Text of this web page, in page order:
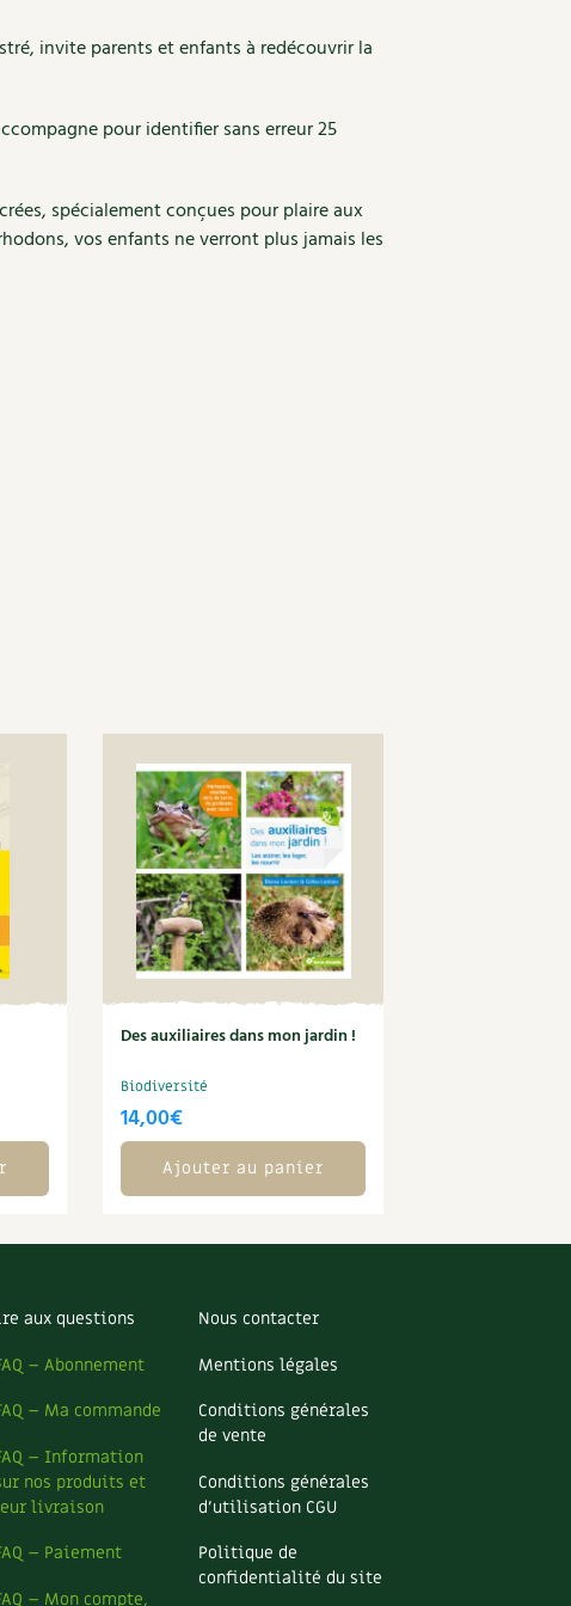
invite parents et enfants à redécouvrir la
pour identifier sans erreur 25
spécialement conçues pour plaire aux
vos enfants ne verront plus jamais les
Des auxiliaires dans mon jardin !
Biodiversité
14,00€
Ajouter au panier
aux questions
– Abonnement
– Ma commande
– Information
nos produits et
livraison
– Paiement
– Mon compte,
Nous contacter
Mentions légales
Conditions générales
de vente
Conditions générales
d’utilisation CGU
Politique de
confidentialité du site